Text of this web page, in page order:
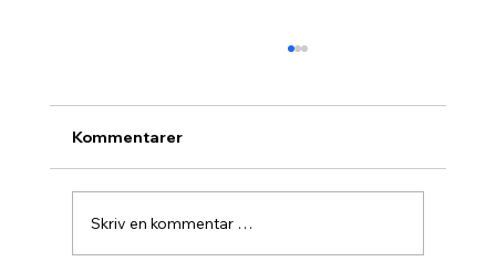
Agurknytt fra Pau og Oslo
Kommentarer
Skriv en kommentar …